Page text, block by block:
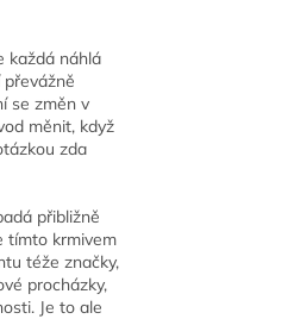
každá náhlá
se změn v
měnit, když
zda
přibližně
tímto krmivem
téže značky,
procházky,
Je to ale